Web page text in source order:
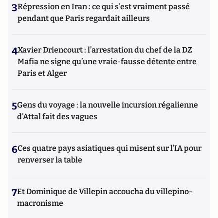
3Répression en Iran : ce qui s'est vraiment passé
pendant que Paris regardait ailleurs
4Xavier Driencourt : l’arrestation du chef de la DZ
Mafia ne signe qu’une vraie-fausse détente entre
Paris et Alger
5Gens du voyage : la nouvelle incursion régalienne
d'Attal fait des vagues
6Ces quatre pays asiatiques qui misent sur l’IA pour
renverser la table
7Et Dominique de Villepin accoucha du villepino-
macronisme